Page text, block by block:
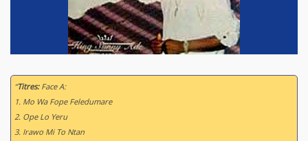
“Titres:Face A:
1. Mo Wa Fope Feledumare
2. Ope Lo Yeru
3. Irawo Mi To Ntan